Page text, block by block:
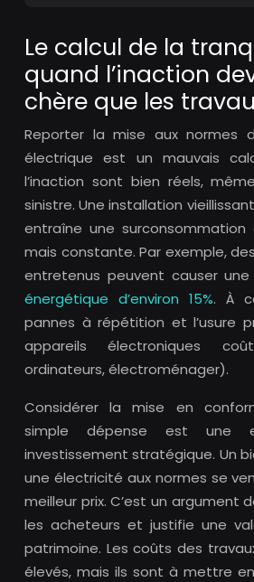
Le calcul de la
quand l’inaction
chère que les
Reporter la mise aux normes
électrique est un mauvais
l’inaction sont bien réels,
sinistre. Une installation
entraîne une surconsommation
mais constante. Par exemple,
entretenus peuvent causer une
énergétique d’environ 15%. À
pannes à répétition et l’usure
appareils électroniques
ordinateurs, électroménager).
Considérer la mise en
simple dépense est une
investissement stratégique. Un
une électricité aux normes se
meilleur prix. C’est un argument
les acheteurs et justifie une
patrimoine. Les coûts des
élevés, mais ils sont à mettre